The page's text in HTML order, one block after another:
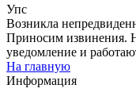
Упс
Возникла
Приносим извинения.
уведомление и
На главную
Информация